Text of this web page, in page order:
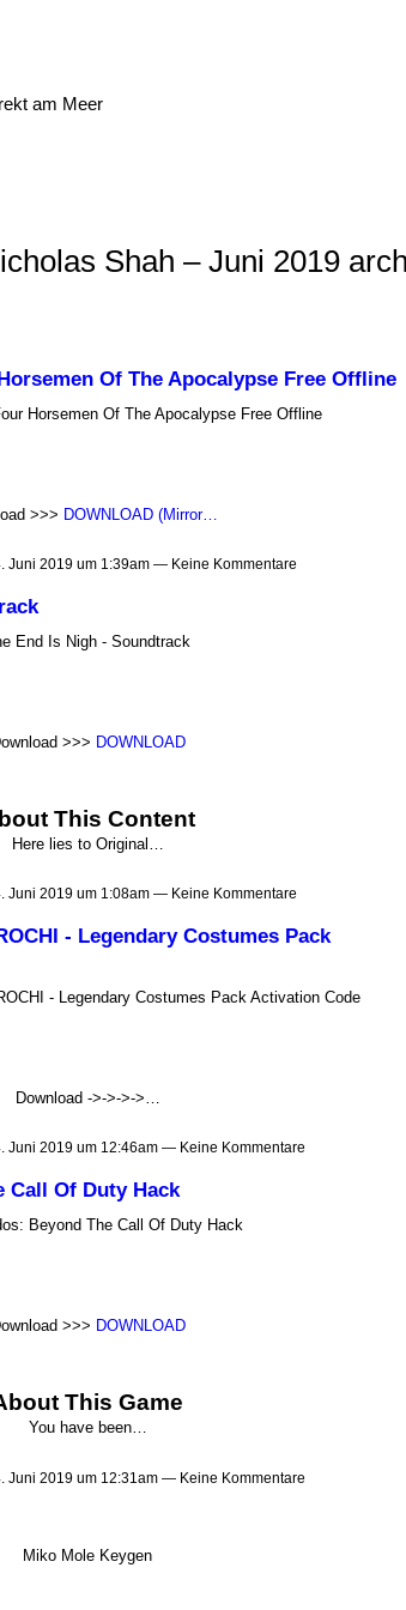
am Meer
Shah – Juni 2019
Of The Apocalypse Free Offline
Horsemen Of The Apocalypse Free Offline
>>> DOWNLOAD (Mirror…
Juni 2019 um 1:39am — Keine Kommentare
End Is Nigh - Soundtrack
>>> DOWNLOAD
This Content
Here lies to Original…
Juni 2019 um 1:08am — Keine Kommentare
- Legendary Costumes Pack
- Legendary Costumes Pack Activation Code
Download ->->->->…
Juni 2019 um 12:46am — Keine Kommentare
Call Of Duty Hack
Beyond The Call Of Duty Hack
>>> DOWNLOAD
This Game
You have been…
Juni 2019 um 12:31am — Keine Kommentare
Miko Mole Keygen